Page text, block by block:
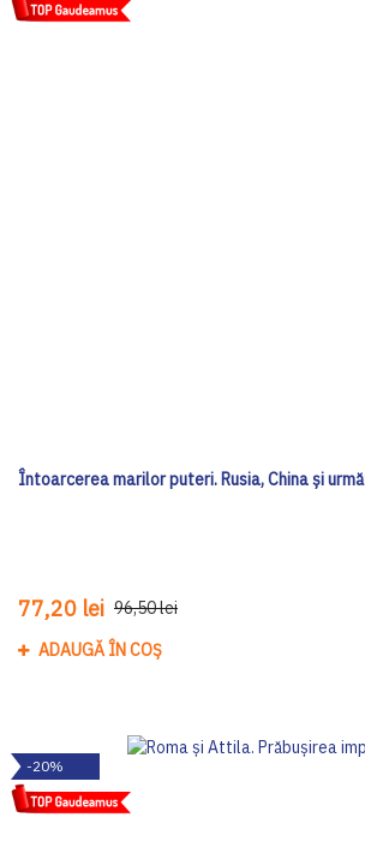
Întoarcerea marilor puteri. Rusia, China și
77,20 lei 96,50 lei
ADAUGĂ ÎN COȘ
-20%